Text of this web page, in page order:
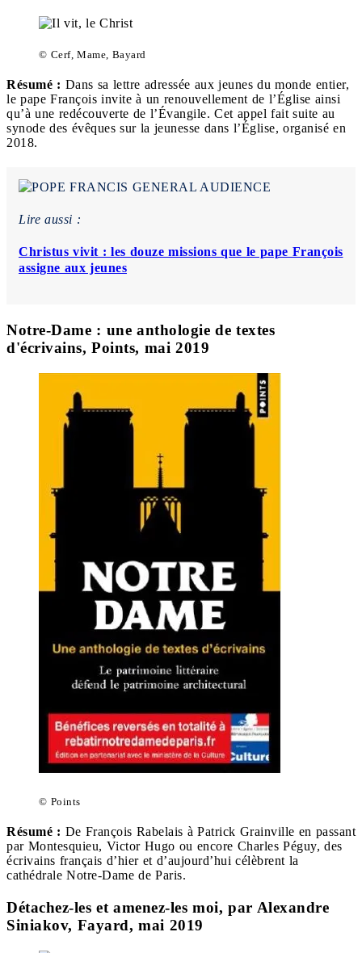
© Cerf, Mame, Bayard
Résumé : Dans sa lettre adressée aux jeunes du monde entier,
le pape François invite à un renouvellement de l’Église ainsi
qu’à une redécouverte de l’Évangile. Cet appel fait suite au
synode des évêques sur la jeunesse dans l’Église, organisé en
2018.
Lire aussi :
Christus vivit : les douze missions que le pape François
assigne aux jeunes
Notre-Dame : une anthologie de textes
d'écrivains, Points, mai 2019
© Points
Résumé : De François Rabelais à Patrick Grainville en passant
par Montesquieu, Victor Hugo ou encore Charles Péguy, des
écrivains français d’hier et d’aujourd’hui célèbrent la
cathédrale Notre-Dame de Paris.
Détachez-les et amenez-les moi, par Alexandre
Siniakov, Fayard, mai 2019